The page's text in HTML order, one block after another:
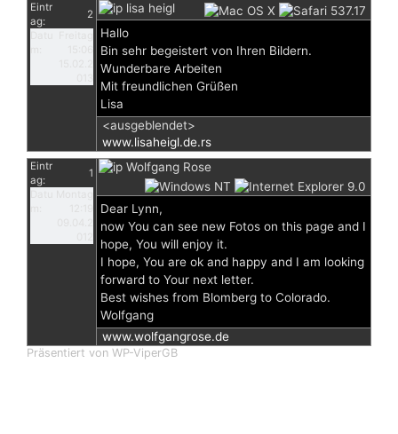
Eintr
ag:
2
lisa heigl
Hallo
Bin sehr begeistert von Ihren Bildern.
Wunderbare Arbeiten
Mit freundlichen Grüßen
Lisa
<ausgeblendet>
www.lisaheigl.de.rs
Eintr
ag:
1
Wolfgang Rose
Dear Lynn,
now You can see new Fotos on this page and I
hope, You will enjoy it.
I hope, You are ok and happy and I am looking
forward to Your next letter.
Best wishes from Blomberg to Colorado.
Wolfgang
www.wolfgangrose.de
Präsentiert von WP-ViperGB